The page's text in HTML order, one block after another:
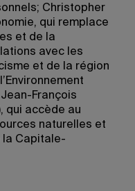
Christopher
qui remplace
et de la
avec les
et de la région
François
qui accède au
naturelles et
la Capitale-